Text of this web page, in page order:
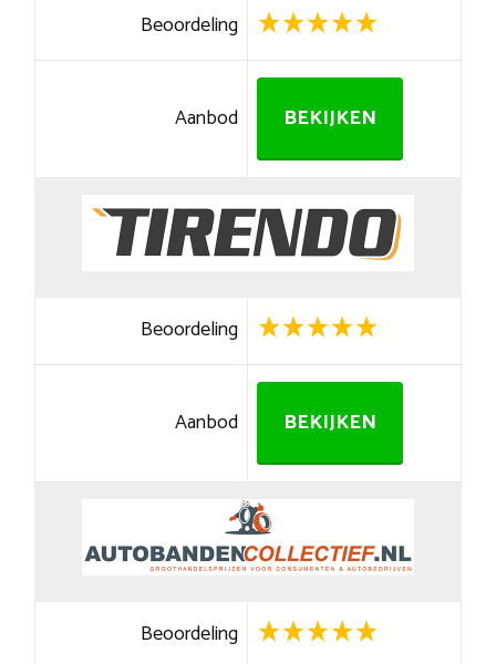
Beoordeling
Aanbod BEKIJKEN
Beoordeling
Aanbod BEKIJKEN
Beoordeling